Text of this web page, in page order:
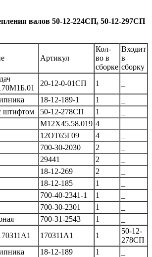
валов 50-12-224СП, 50-12-297СП
Артикул
Кол-
во в
сборке
Входит
в
сборку
20-12-0-01СП 1
18-12-189-1 1
штифтом 50-12-278СП 1
М12Х45.58.019 4
12ОТ65Г09 4
700-30-2030 2
29441 2
18-12-269 2
18-12-185 1
700-40-2341-1 1
700-30-2301 1
700-31-2543 1
170311А1 1
50-12-
278СП
18-12-189 1